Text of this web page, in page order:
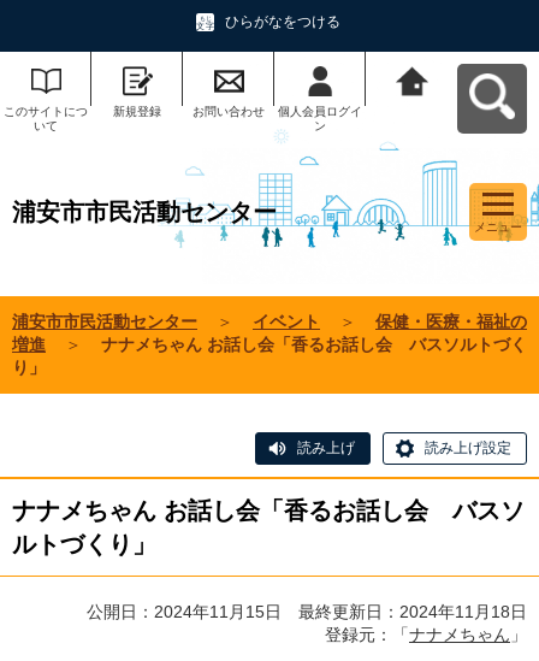
ひらがなをつける
このサイトにつ
いて
新規登録 お問い合わせ
個人会員ログイ
ン
浦安市市民活動センター
メニュー
浦安市市民活動センター ＞ イベント ＞
保健・医療・福祉の
増進
＞
ナナメちゃん お話し会「香るお話し会 バスソルトづく
り」
読み上げ 読み上げ設定
ナナメちゃん お話し会「香るお話し会 バスソ
ルトづくり」
公開日：2024年11月15日 最終更新日：2024年11月18日
登録元：「ナナメちゃん 」